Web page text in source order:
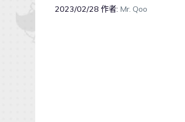
2023/02/28 作者: Mr. Qoo